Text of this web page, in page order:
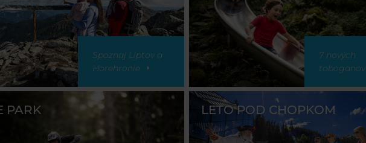
Spoznaj Liptov a
Horehronie
7 nových
toboganov
PARK LETO POD CHOPKOM